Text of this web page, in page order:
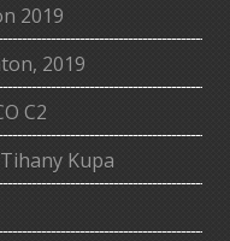
2019
2019
C2
Kupa